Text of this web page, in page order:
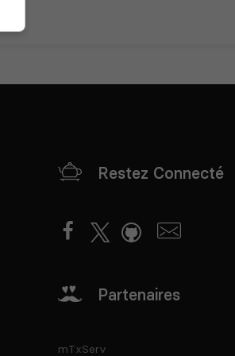
Restez Connecté
Partenaires
mTxServ